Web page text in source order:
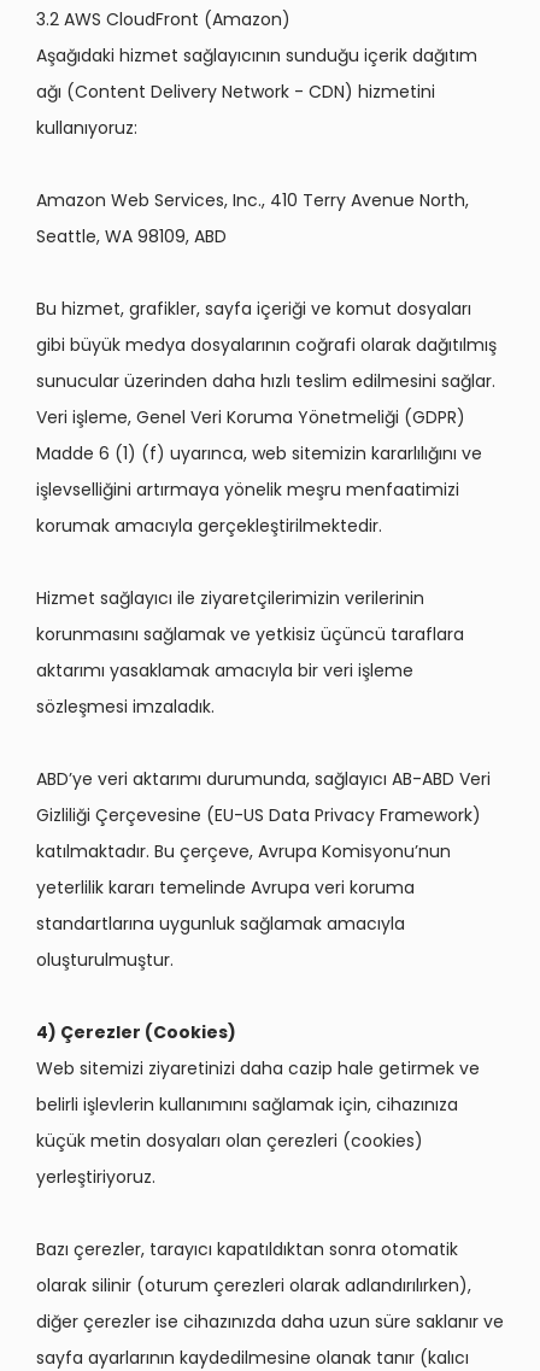
3.2 AWS CloudFront (Amazon)
Aşağıdaki hizmet sağlayıcının sunduğu içerik dağıtım
ağı (Content Delivery Network - CDN) hizmetini
kullanıyoruz:
Amazon Web Services, Inc., 410 Terry Avenue North,
Seattle, WA 98109, ABD
Bu hizmet, grafikler, sayfa içeriği ve komut dosyaları
gibi büyük medya dosyalarının coğrafi olarak dağıtılmış
sunucular üzerinden daha hızlı teslim edilmesini sağlar.
Veri işleme, Genel Veri Koruma Yönetmeliği (GDPR)
Madde 6 (1) (f) uyarınca, web sitemizin kararlılığını ve
işlevselliğini artırmaya yönelik meşru menfaatimizi
korumak amacıyla gerçekleştirilmektedir.
Hizmet sağlayıcı ile ziyaretçilerimizin verilerinin
korunmasını sağlamak ve yetkisiz üçüncü taraflara
aktarımı yasaklamak amacıyla bir veri işleme
sözleşmesi imzaladık.
ABD’ye veri aktarımı durumunda, sağlayıcı AB-ABD Veri
Gizliliği Çerçevesine (EU-US Data Privacy Framework)
katılmaktadır. Bu çerçeve, Avrupa Komisyonu’nun
yeterlilik kararı temelinde Avrupa veri koruma
standartlarına uygunluk sağlamak amacıyla
oluşturulmuştur.
4) Çerezler (Cookies)
Web sitemizi ziyaretinizi daha cazip hale getirmek ve
belirli işlevlerin kullanımını sağlamak için, cihazınıza
küçük metin dosyaları olan çerezleri (cookies)
yerleştiriyoruz.
Bazı çerezler, tarayıcı kapatıldıktan sonra otomatik
olarak silinir (oturum çerezleri olarak adlandırılırken),
diğer çerezler ise cihazınızda daha uzun süre saklanır ve
sayfa ayarlarının kaydedilmesine olanak tanır (kalıcı